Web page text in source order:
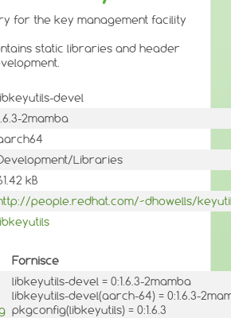
for the key management facility
static libraries and header
devel
2mamba
Libraries
kB
people.redhat.com/~dhowells/
Fornisce
libkeyutils-devel = 0:1.6.3-2mamba
libkeyutils-devel(aarch-64) = 0:1.6.3-
pkgconfig(libkeyutils) = 0:1.6.3